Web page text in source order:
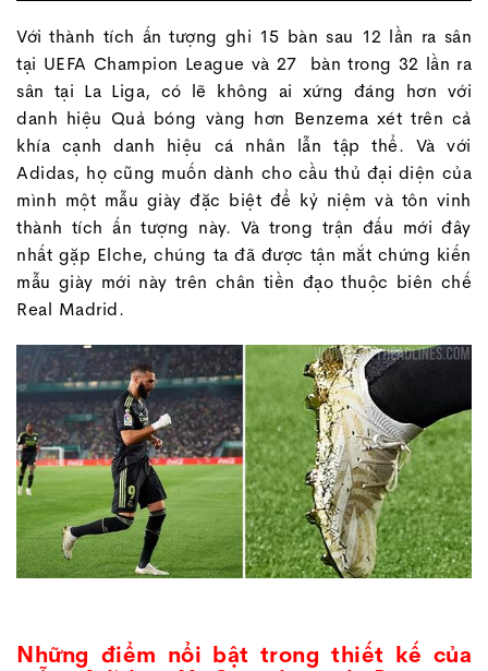
Với thành tích ấn tượng ghi 15 bàn sau 12 lần ra sân
tại UEFA Champion League và 27 bàn trong 32 lần ra
sân tại La Liga, có lẽ không ai xứng đáng hơn với
danh hiệu Quả bóng vàng hơn Benzema xét trên cả
khía cạnh danh hiệu cá nhân lẫn tập thể. Và với
Adidas, họ cũng muốn dành cho cầu thủ đại diện của
mình một mẫu giày đặc biệt để kỷ niệm và tôn vinh
thành tích ấn tượng này. Và trong trận đấu mới đây
nhất gặp Elche, chúng ta đã được tận mắt chứng kiến
mẫu giày mới này trên chân tiền đạo thuộc biên chế
Real Madrid.
Những điểm nổi bật trong thiết kế của